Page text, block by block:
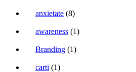
anxietate (8)
awareness (1)
Branding (1)
carti (1)